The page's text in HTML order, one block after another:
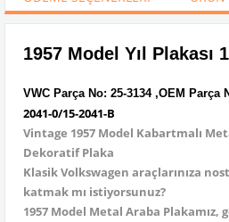
1957 Model Yıl Plakası
VWC Parça No: 25-3134 ,OEM Parça
2041-0/15-2041-B
Vintage 1957 Model Kabartmalı
Dekoratif Plaka
Klasik Volkswagen araçlarınıza
katmak mı istiyorsunuz?
1957 Model Metal Araba